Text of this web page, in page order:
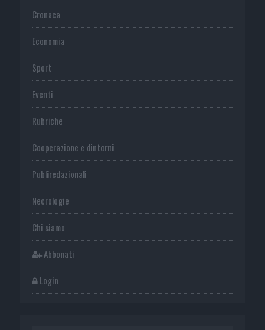
Cronaca
Economia
Sport
Eventi
Rubriche
Cooperazione e dintorni
Publiredazionali
Necrologie
Chi siamo
Abbonati
Login